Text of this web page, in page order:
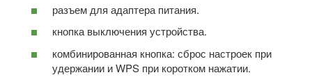
разъем для адаптера питания.
кнопка выключения устройства.
комбинированная кнопка: сброс настроек при
удержании и WPS при коротком нажатии.